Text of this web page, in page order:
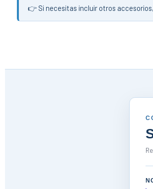
👉 Si necesitas incluir otros accesorios,